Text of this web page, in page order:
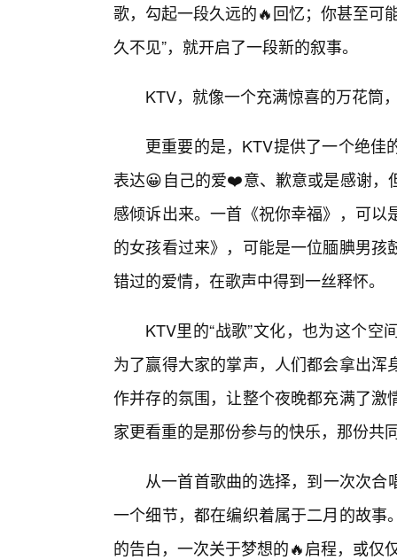
歌，勾起一段久远的🔥回忆；你甚至可
久不见”，就开启了一段新的叙事。
KTV，就像一个充满惊喜的万花筒
更重要的是，KTV提供了一个绝佳
表达😀自己的爱❤️意、歉意或是感谢，
感倾诉出来。一首《祝你幸福》，可
的女孩看过来》，可能是一位腼腆男
错过的爱情，在歌声中得到一丝释怀。
KTV里的“战歌”文化，也为这个
为了赢得大家的掌声，人们都会拿出
作并存的氛围，让整个夜晚都充满了
家更看重的是那份参与的快乐，那份共
从一首首歌曲的选择，到一次次
一个细节，都在编织着属于二月的故
的告白，一次关于梦想的🔥启程，或仅